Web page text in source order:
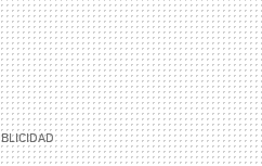
MAIL